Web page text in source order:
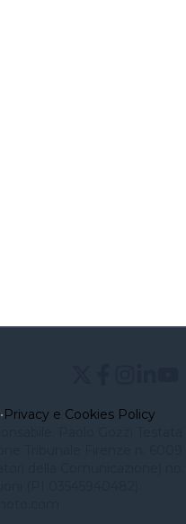
•Privacy e Cookies Policy